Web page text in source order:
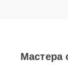
Мастера